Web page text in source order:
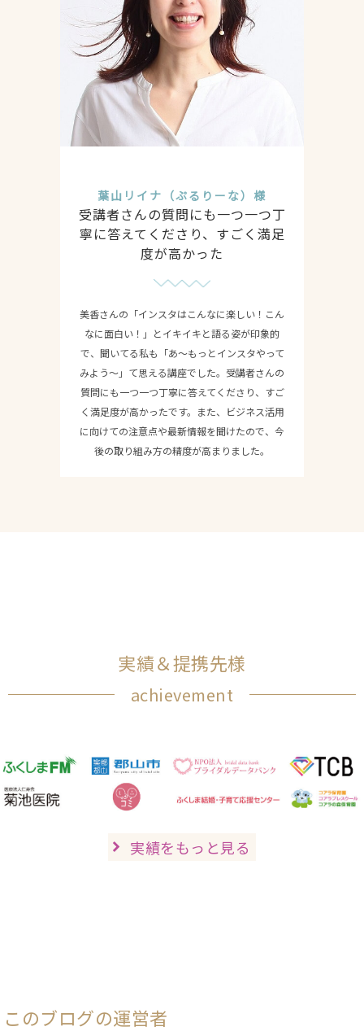
葉山リイナ（ぷるりーな）様
受講者さんの質問にも一つ一つ丁
寧に答えてくださり、すごく満足
度が高かった
美香さんの「インスタはこんなに楽しい！こん
なに面白い！」とイキイキと語る姿が印象的
で、聞いてる私も「あ〜もっとインスタやって
みよう〜」て思える講座でした。受講者さんの
質問にも一つ一つ丁寧に答えてくださり、すご
く満足度が高かったです。また、ビジネス活用
に向けての注意点や最新情報を聞けたので、今
後の取り組み方の精度が高まりました。
実績＆提携先様
achievement
実績をもっと見る
このブログの運営者